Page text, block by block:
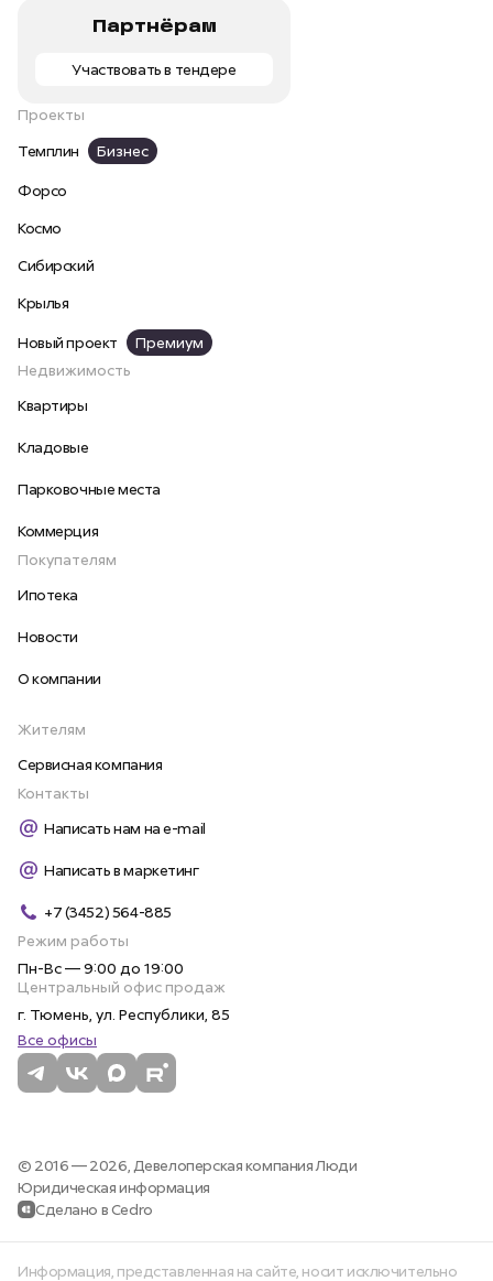
Партнёрам
Участвовать в тендере
Проекты
Темплин
Бизнес
Форсо
Космо
Сибирский
Крылья
Новый проект
Премиум
Недвижимость
Квартиры
Кладовые
Парковочные места
Коммерция
Покупателям
Ипотека
Новости
О компании
Жителям
Сервисная компания
Контакты
Написать нам на e-mail
Написать в маркетинг
+7 (3452) 564-885
Режим работы
Пн-Вс — 9:00 до 19:00
Центральный офис продаж
г. Тюмень, ул. Республики, 85
Все офисы
© 2016 — 2026, Девелоперская компания Люди
Юридическая информация
Сделано в Cedro
Информация, представленная на сайте, носит исключительно